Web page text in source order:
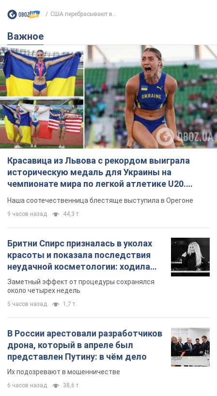
США перебрасывают в...
Важное
Красавица из Львова с рекордом выиграла
историческую медаль для Украины на
чемпионате мира по легкой атлетике U20.
Видео
Наша соотечественница блестяще выступила в Орегоне
9 часов назад 44,3 т.
Бритни Спирс призналась в уколах
красоты и показала последствия
неудачной косметологии: ходила
так почти месяц
Заметный эффект от процедуры сохранялся
около четырех недель
5 часов назад 1,7 т.
В России арестовали разработчиков
дрона, который в апреле был
представлен Путину: в чём дело
Их подозревают в мошенничестве
6 часов назад 38,6 т.